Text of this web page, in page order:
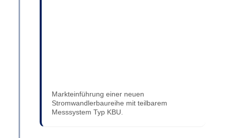
Markteinführung einer neuen
Stromwandlerbaureihe mit teilbarem
Messsystem Typ KBU.